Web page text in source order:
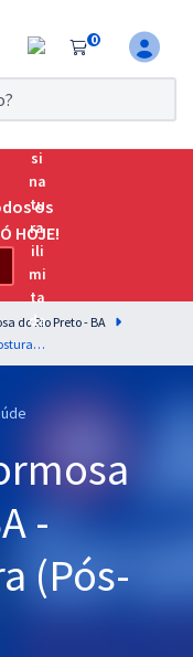
0
os
HOJE!
do Rio Preto - BA
Prefeitura de Formosa do Rio Preto - BA - Fiscal de Postura (Pós-Edital)
-
(Pós-